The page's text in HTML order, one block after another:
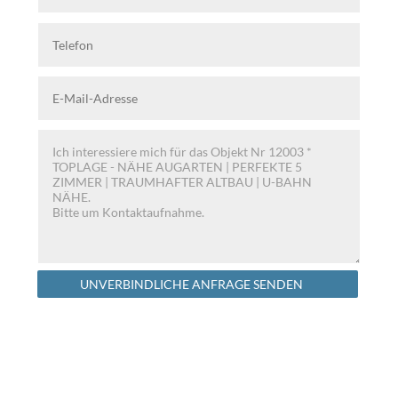
UNVERBINDLICHE ANFRAGE SENDEN
Alternative: